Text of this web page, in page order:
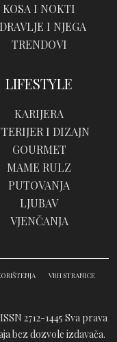
KOSA I NOKTI
I NJEGA
TRENDOVI
LIFESTYLE
KARIJERA
I DIZAJN
GOURMET
MAME RULZ
PUTOVANJA
LJUBAV
VJENČANJA
VRH STRANICE
2712-1445 Sva prava
bez dozvole izdavača.